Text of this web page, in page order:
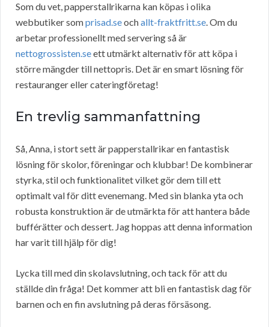
Som du vet, papperstallrikarna kan köpas i olika
webbutiker somprisad.seochallt-fraktfritt.se. Om du
arbetar professionellt med servering så är
nettogrossisten.seett utmärkt alternativ för att köpa i
större mängder till nettopris. Det är en smart lösning för
restauranger eller cateringföretag!
En trevlig sammanfattning
Så, Anna, i stort sett är papperstallrikar en fantastisk
lösning för skolor, föreningar och klubbar! De kombinerar
styrka, stil och funktionalitet vilket gör dem till ett
optimalt val för ditt evenemang. Med sin blanka yta och
robusta konstruktion är de utmärkta för att hantera både
bufférätter och dessert. Jag hoppas att denna information
har varit till hjälp för dig!
Lycka till med din skolavslutning, och tack för att du
ställde din fråga! Det kommer att bli en fantastisk dag för
barnen och en fin avslutning på deras försäsong.